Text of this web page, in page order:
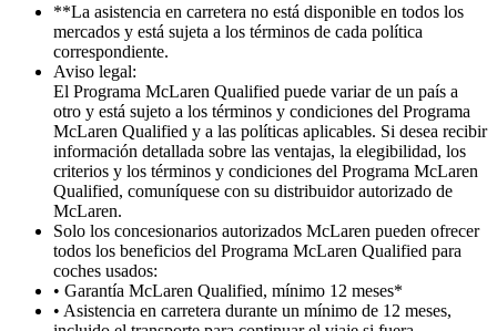
**La asistencia en carretera no está disponible en todos los
mercados y está sujeta a los términos de cada política
correspondiente.
Aviso legal:
El Programa McLaren Qualified puede variar de un país a
otro y está sujeto a los términos y condiciones del Programa
McLaren Qualified y a las políticas aplicables. Si desea recibir
información detallada sobre las ventajas, la elegibilidad, los
criterios y los términos y condiciones del Programa McLaren
Qualified, comuníquese con su distribuidor autorizado de
McLaren.
Solo los concesionarios autorizados McLaren pueden ofrecer
todos los beneficios del Programa McLaren Qualified para
coches usados:
• Garantía McLaren Qualified, mínimo 12 meses*
• Asistencia en carretera durante un mínimo de 12 meses,